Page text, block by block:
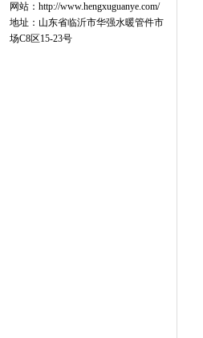
网站：http://www.hengxuguanye.com/
地址：山东省临沂市华强水暖管件市
场C8区15-23号